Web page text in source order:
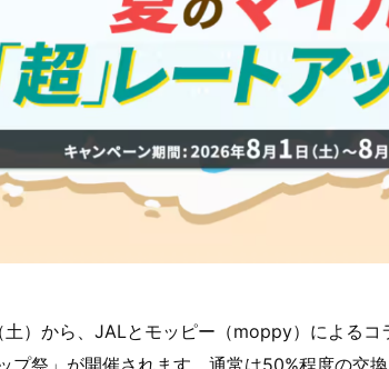
）から、JALとモッピー（moppy）によるコ